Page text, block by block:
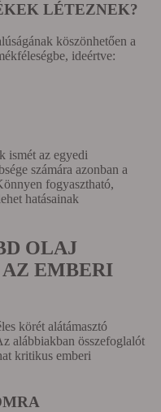
LÉTEZNEK?
köszönhetően a
ideértve:
ismét az egyedi
számára azonban a
fogyasztható,
hatásainak
OLAJ
EMBERI
körét alátámasztó
alábbiakban összefoglalót
kritikus emberi